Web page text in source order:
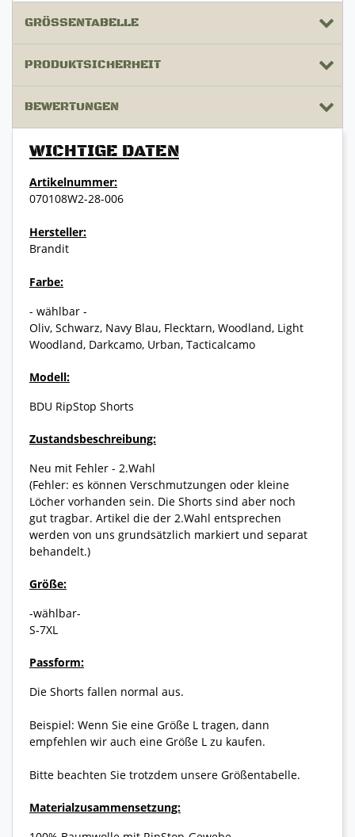
GRÖSSENTABELLE
PRODUKTSICHERHEIT
BEWERTUNGEN
WICHTIGE DATEN
Artikelnummer:
070108W2-28-006
Hersteller:
Brandit
Farbe:
- wählbar -
Oliv, Schwarz, Navy Blau, Flecktarn, Woodland, Light
Woodland, Darkcamo, Urban, Tacticalcamo
Modell:
BDU RipStop Shorts
Zustandsbeschreibung:
Neu mit Fehler - 2.Wahl
(Fehler: es können Verschmutzungen oder kleine
Löcher vorhanden sein. Die Shorts sind aber noch
gut tragbar. Artikel die der 2.Wahl entsprechen
werden von uns grundsätzlich markiert und separat
behandelt.)
Größe:
-wählbar-
S-7XL
Passform:
Die Shorts fallen normal aus.
Beispiel: Wenn Sie eine Größe L tragen, dann
empfehlen wir auch eine Größe L zu kaufen.
Bitte beachten Sie trotzdem unsere Größentabelle.
Materialzusammensetzung: